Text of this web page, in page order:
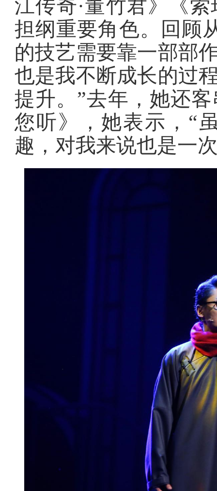
江传奇·董竹君》《
担纲重要角色。回顾
的技艺需要靠一部部
也是我不断成长的过
提升。”去年，她还
您听》，她表示，“
趣，对我来说也是一